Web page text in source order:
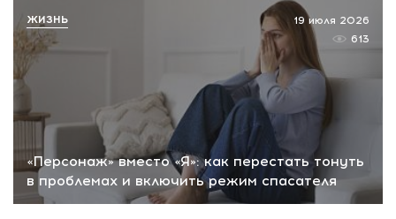
«Персонаж» вместо «Я»: как перестать тонуть
в проблемах и включить режим спасателя
19 июля 2026
613
ЖИЗНЬ